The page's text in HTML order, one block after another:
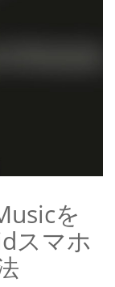
を
スマホ